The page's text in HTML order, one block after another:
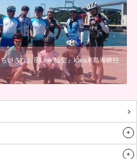
いさなお宿Link 輪空』kara来島海峡往